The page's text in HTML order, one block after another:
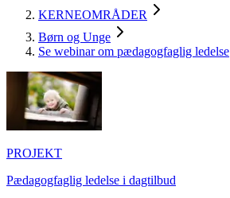
KERNEOMRÅDER
Børn og Unge
Se webinar om pædagogfaglig ledelse
PROJEKT
Pædagogfaglig ledelse i dagtilbud